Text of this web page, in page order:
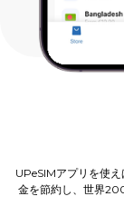
UPeSIMアプリを使
金を節約し、世界